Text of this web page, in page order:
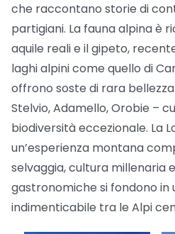
che raccontano storie di
partigiani. La fauna alpina è
aquile reali e il gipeto,
laghi alpini come quello di
offrono soste di rara
Stelvio, Adamello, Orobie –
biodiversità eccezionale. La
un’esperienza montana
selvaggia, cultura millenaria
gastronomiche si fondono in
indimenticabile tra le Alpi